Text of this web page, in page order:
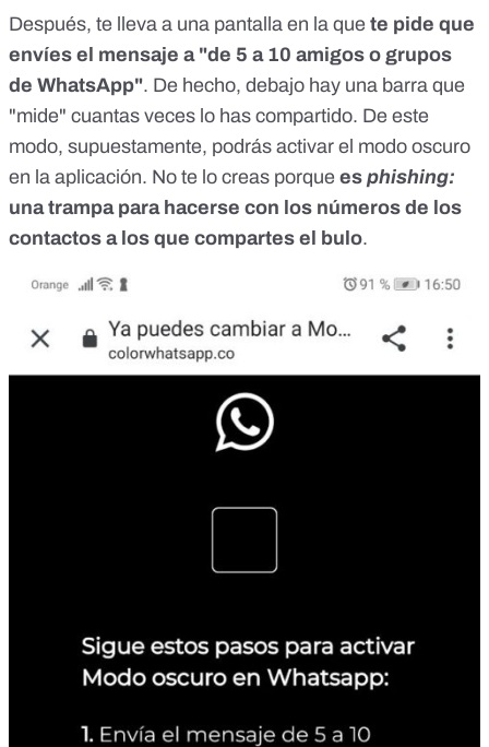
Después, te lleva a una pantalla en la que te pide que
envíes el mensaje a "de 5 a 10 amigos o grupos
de WhatsApp". De hecho, debajo hay una barra que
"mide" cuantas veces lo has compartido. De este
modo, supuestamente, podrás activar el modo oscuro
en la aplicación. No te lo creas porque es phishing:
una trampa para hacerse con los números de los
contactos a los que compartes el bulo.